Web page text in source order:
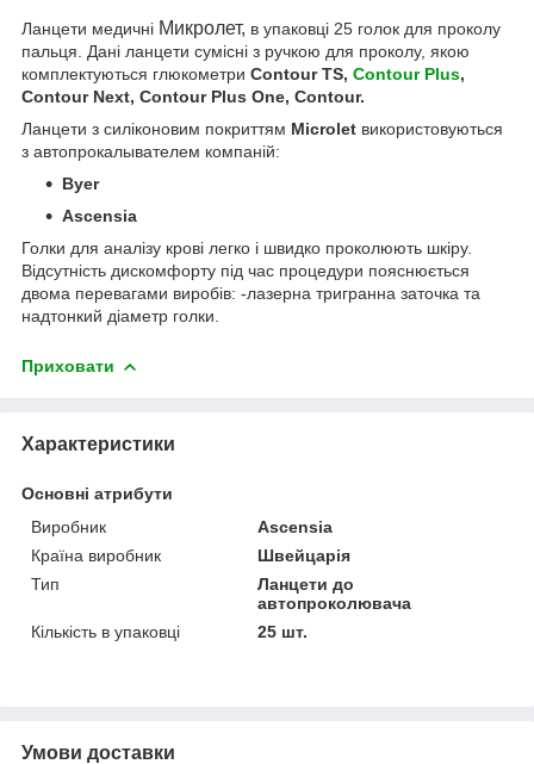
Ланцети медичні Микролет, в упаковці 25 голок для проколу
пальця. Дані ланцети сумісні з ручкою для проколу, якою
комплектуються глюкометри Contour TS, Contour Plus,
Contour Next, Contour Plus One, Contour.
Ланцети з силіконовим покриттям Microlet використовуються
з автопрокалывателем компаній:
Byer
Ascensia
Голки для аналізу крові легко і швидко проколюють шкіру.
Відсутність дискомфорту під час процедури пояснюється
двома перевагами виробів: -лазерна тригранна заточка та
надтонкий діаметр голки.
Приховати
Характеристики
Основні атрибути
Виробник
Ascensia
Країна виробник
Швейцарія
Тип
Ланцети до
автопроколювача
Кількість в упаковці
25 шт.
Умови доставки